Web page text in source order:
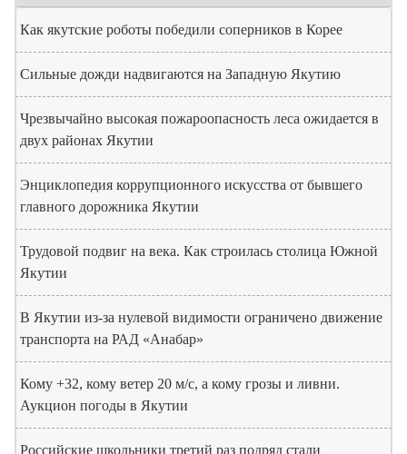
Как якутские роботы победили соперников в Корее
Сильные дожди надвигаются на Западную Якутию
Чрезвычайно высокая пожароопасность леса ожидается в
двух районах Якутии
Энциклопедия коррупционного искусства от бывшего
главного дорожника Якутии
Трудовой подвиг на века. Как строилась столица Южной
Якутии
В Якутии из-за нулевой видимости ограничено движение
транспорта на РАД «Анабар»
Кому +32, кому ветер 20 м/с, а кому грозы и ливни.
Аукцион погоды в Якутии
Российские школьники третий раз подряд стали